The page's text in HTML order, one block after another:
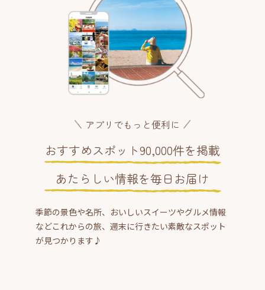
アプリでもっと便利に
おすすめスポット90,000件を掲載
あたらしい情報を毎日お届け
季節の景色や名所、おいしいスイーツやグルメ情報
などこれからの旅、週末に行きたい素敵なスポット
が見つかります♪